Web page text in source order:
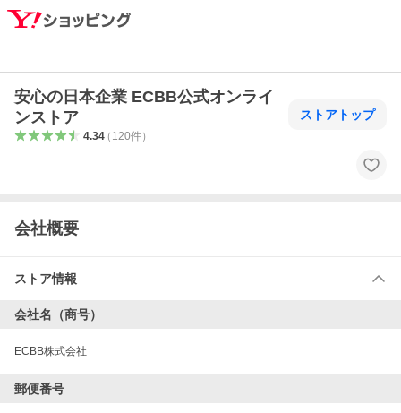
安心の日本企業 ECBB公式オンライ
ンストア
4.34（ 120件）
ストアトップ
会社概要
ストア情報
会社名（商号）
ECBB株式会社
郵便番号